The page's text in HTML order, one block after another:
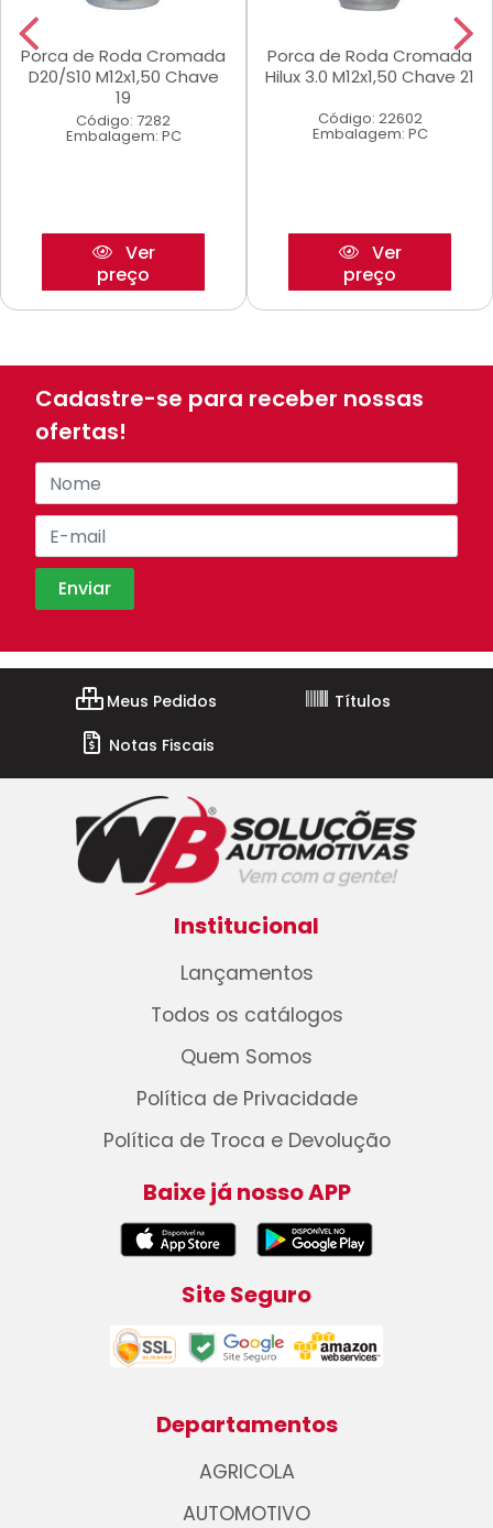
Porca de Roda Cromada
D20/S10 M12x1,50 Chave
19
Código: 7282
Embalagem: PC
Ver
preço
Porca de Roda Cromada
Hilux 3.0 M12x1,50 Chave 21
Código: 22602
Embalagem: PC
Ver
preço
Cadastre-se para receber nossas
ofertas!
Meus Pedidos
Títulos
Notas Fiscais
Institucional
Lançamentos
Todos os catálogos
Quem Somos
Política de Privacidade
Política de Troca e Devolução
Baixe já nosso APP
Site Seguro
Departamentos
AGRICOLA
AUTOMOTIVO